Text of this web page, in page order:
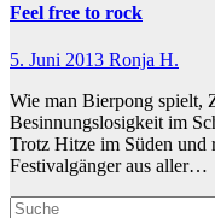
Feel free to rock
5. Juni 2013 Ronja H.
Wie man Bierpong spielt,
Besinnungslosigkeit im
Trotz Hitze im Süden und
Festivalgänger aus aller…